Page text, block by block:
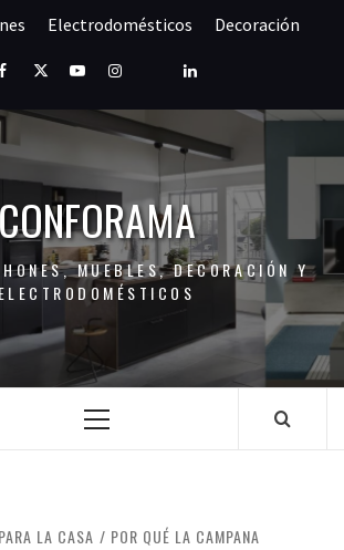
Electrodomésticos Decoración
TwitterYoutubeInstagramPinterestLinkedIn
CONFORAMA
MUEBLES, DECORACIÓN Y
ELECTRODOMÉSTICOS
Menú
LA CASA
POR QUÉ LA CAMPANA